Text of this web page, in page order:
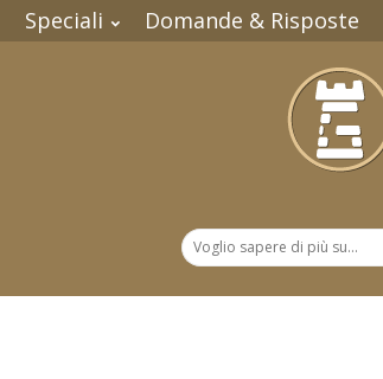
Speciali Domande & Risposte